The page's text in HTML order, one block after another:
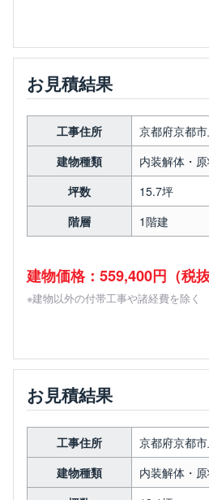
お見積結果
工事住所
京都府京都
建物種類
内装解体・
坪数
15.7坪
階層
1階建
建物価格：559,400円（税抜
※建物以外の付帯工事や諸経費を除く
お見積結果
工事住所
京都府京都
建物種類
内装解体・